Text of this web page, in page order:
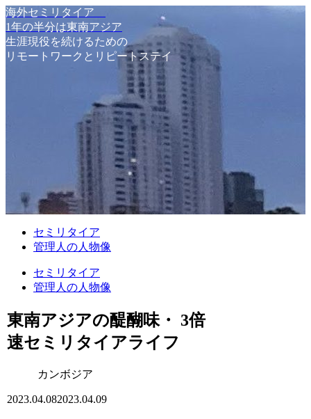
海外セミリタイア
1年の半分は東南アジア
生涯現役を続けるための
リモートワークとリピートステイ
セミリタイア
管理人の人物像
セミリタイア
管理人の人物像
東南アジアの醍醐味・ 3倍
速セミリタイアライフ
カンボジア
2023.04.082023.04.09